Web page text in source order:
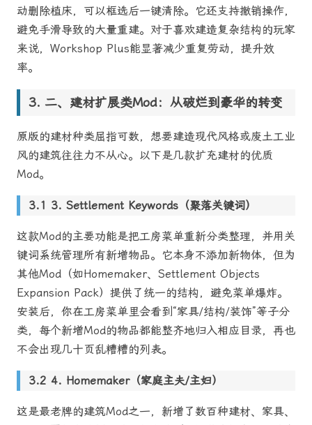
动删除植床，可以框选后一键清除。它还支持撤销操作，
避免手滑导致的大量重建。对于喜欢建造复杂结构的玩家
来说，Workshop Plus能显著减少重复劳动，提升效
率。
二、建材扩展类Mod：从破烂到豪华的转变
原版的建材种类屈指可数，想要建造现代风格或废土工业
风的建筑往往力不从心。以下是几款扩充建材的优质
Mod。
3. Settlement Keywords（聚落关键词）
这款Mod的主要功能是把工房菜单重新分类整理，并用关
键词系统管理所有新增物品。它本身不添加新物体，但为
其他Mod（如Homemaker、Settlement Objects
Expansion Pack）提供了统一的结构，避免菜单爆炸。
安装后，你在工房菜单里会看到“家具/结构/装饰”等子分
类，每个新增Mod的物品都能整齐地归入相应目录，再也
不会出现几十页乱糟糟的列表。
4. Homemaker（家庭主夫/主妇）
这是最老牌的建筑Mod之一，新增了数百种建材、家具、